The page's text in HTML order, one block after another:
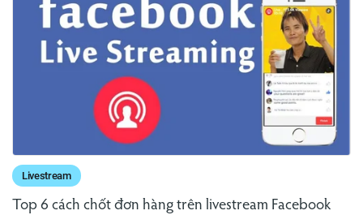
Livestream
Top 6 cách chốt đơn hàng trên livestream Facebook